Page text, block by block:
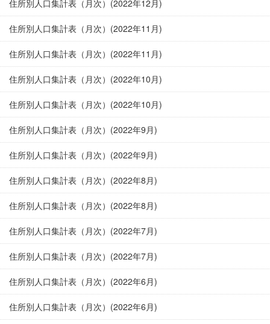
住所別人口集計表（月次）(2022年12月)
住所別人口集計表（月次）(2022年11月)
住所別人口集計表（月次）(2022年11月)
住所別人口集計表（月次）(2022年10月)
住所別人口集計表（月次）(2022年10月)
住所別人口集計表（月次）(2022年9月)
住所別人口集計表（月次）(2022年9月)
住所別人口集計表（月次）(2022年8月)
住所別人口集計表（月次）(2022年8月)
住所別人口集計表（月次）(2022年7月)
住所別人口集計表（月次）(2022年7月)
住所別人口集計表（月次）(2022年6月)
住所別人口集計表（月次）(2022年6月)